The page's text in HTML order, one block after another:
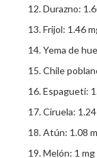
Durazno:
Frijol: 1.46
Yema de
Chile
Espagueti:
Ciruela:
Atún: 1.08
Melón: 1